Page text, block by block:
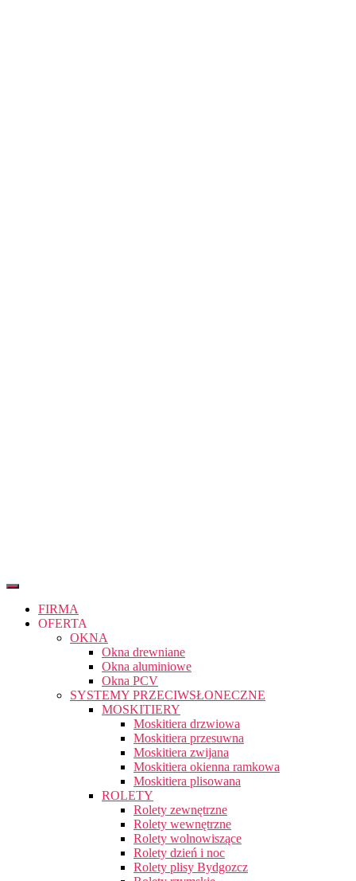
FIRMA
OFERTA
OKNA
Okna drewniane
Okna aluminiowe
Okna PCV
SYSTEMY PRZECIWSŁONECZNE
MOSKITIERY
Moskitiera drzwiowa
Moskitiera przesuwna
Moskitiera zwijana
Moskitiera okienna ramkowa
Moskitiera plisowana
ROLETY
Rolety zewnętrzne
Rolety wewnętrzne
Rolety wolnowiszące
Rolety dzień i noc
Rolety plisy Bydgozcz